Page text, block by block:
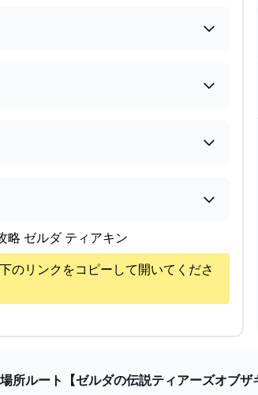
略 ゼルダ ティアキン
のリンクをコピーして開いてくださ